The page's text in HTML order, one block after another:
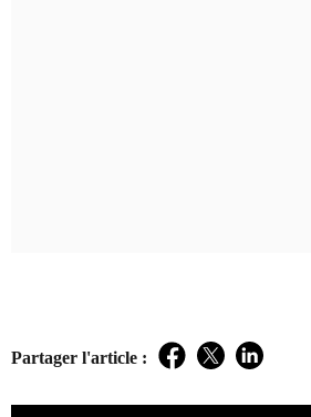
Partager l'article : Facebook
TwitterLinkedIn